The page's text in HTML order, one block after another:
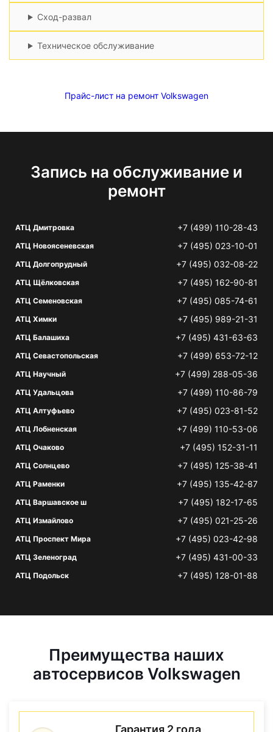
Сход-развал
Техническое обслуживание
Прайс-лист на ремонт Volkswagen
Запись на обслуживание и
ремонт
АТЦ Дмитровка +7 (499) 110-28-43
АТЦ Новоясеневская +7 (495) 023-10-01
АТЦ Долгопрудный +7 (495) 032-08-22
АТЦ Щёлковская +7 (495) 162-90-81
АТЦ Семеновская +7 (495) 085-74-61
АТЦ Химки +7 (495) 989-21-31
АТЦ Балашиха +7 (495) 431-63-63
АТЦ Севастопольская +7 (499) 653-72-12
АТЦ Научный +7 (499) 288-05-36
АТЦ Удальцова +7 (499) 110-86-79
АТЦ Алтуфьево +7 (495) 023-81-52
АТЦ Лобненская +7 (499) 110-53-06
АТЦ Очаково +7 (495) 152-31-11
АТЦ Солнцево +7 (495) 125-38-41
АТЦ Раменки +7 (495) 135-42-87
АТЦ Варшавское ш +7 (495) 182-17-65
АТЦ Измайлово +7 (495) 021-25-26
АТЦ Проспект Мира +7 (495) 023-42-98
АТЦ Зеленоград +7 (495) 431-00-33
АТЦ Подольск +7 (495) 128-01-88
Преимущества наших
автосервисов Volkswagen
Гарантия 2 года